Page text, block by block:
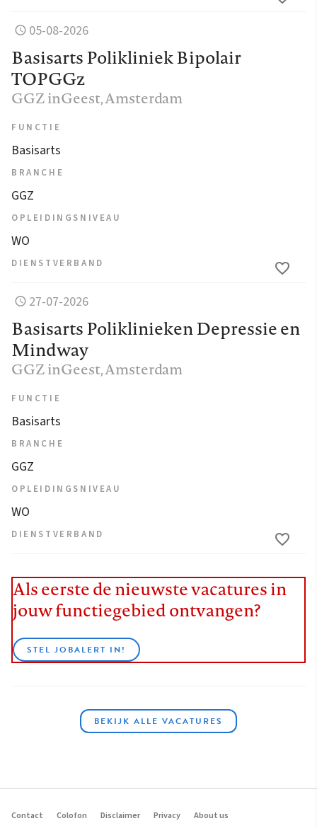
05-08-2026
Basisarts Polikliniek Bipolair
TOPGGz
GGZ inGeest, Amsterdam
FUNCTIE
Basisarts
BRANCHE
GGZ
OPLEIDINGSNIVEAU
WO
DIENSTVERBAND
27-07-2026
Basisarts Poliklinieken Depressie en
Mindway
GGZ inGeest, Amsterdam
FUNCTIE
Basisarts
BRANCHE
GGZ
OPLEIDINGSNIVEAU
WO
DIENSTVERBAND
Als eerste de nieuwste vacatures in
jouw functiegebied ontvangen?
STEL JOBALERT IN!
BEKIJK ALLE VACATURES
Contact Colofon Disclaimer Privacy About us